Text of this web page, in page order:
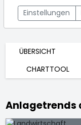
LU0584671464]
Aktienkurse
ÜBERSICHT
CHARTTOOL
Anlagetrends
Einstellungen